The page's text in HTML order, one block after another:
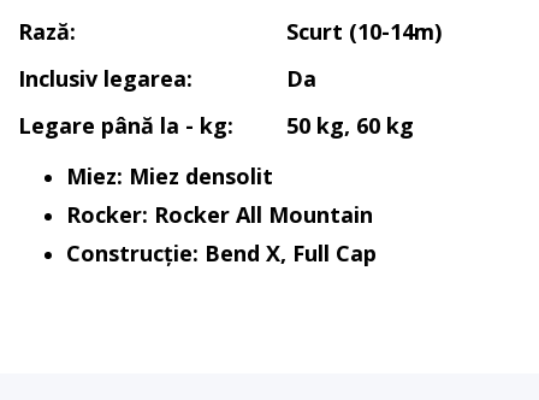
Rază:
Scurt (10-14m)
Inclusiv legarea:
Da
Legare până la - kg:
50 kg, 60 kg
Miez: Miez densolit
Rocker: Rocker All Mountain
Construcție: Bend X, Full Cap